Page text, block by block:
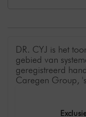
DR. CYJ is het
gebied van
geregistreerd
Caregen Group,
bedrijf in
peptiden en
pionier heeft in